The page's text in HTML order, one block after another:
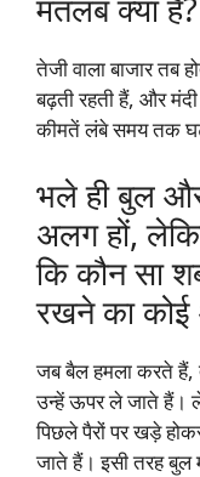
मतलब क्या है?
तेजी वाला बाजार
बढ़ती रहती हैं, और
कीमतें लंबे समय तक
भले ही बुल
अलग हों,
कि कौन सा
रखने का कोई
जब बैल हमला करते
उन्हें ऊपर ले जाते हैं।
पिछले पैरों पर खड़े
जाते हैं। इसी तरह बुल